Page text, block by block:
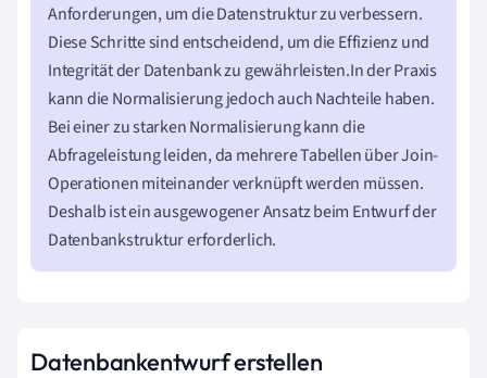
Anforderungen, um die Datenstruktur zu verbessern.
Diese Schritte sind entscheidend, um die Effizienz und
Integrität der Datenbank zu gewährleisten.In der Praxis
kann die Normalisierung jedoch auch Nachteile haben.
Bei einer zu starken Normalisierung kann die
Abfrageleistung leiden, da mehrere Tabellen über Join-
Operationen miteinander verknüpft werden müssen.
Deshalb ist ein ausgewogener Ansatz beim Entwurf der
Datenbankstruktur erforderlich.
Datenbankentwurf erstellen